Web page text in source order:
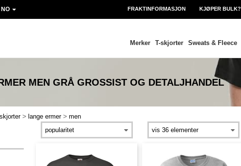
NO FRAKTINFORMASJON KJØPER BULK?
Merker T-skjorter Sweats & Fleece
MEN GRÅ GROSSIST OG DETALJHANDEL
> lange ermer > men